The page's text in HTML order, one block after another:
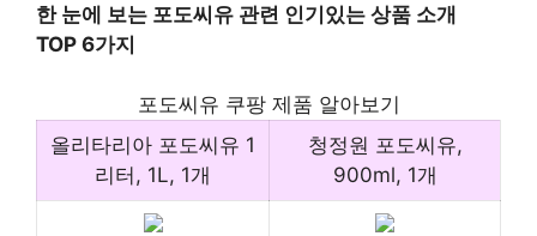
한 눈에 보는 포도씨유 관련 인기있는 상품 소개
TOP 6가지
포도씨유 쿠팡 제품 알아보기
올리타리아 포도씨유 1
리터, 1L, 1개
청정원 포도씨유,
900ml, 1개